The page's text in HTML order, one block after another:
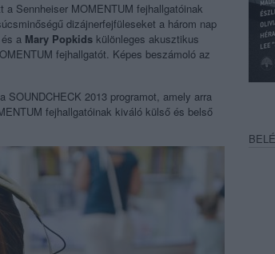
Sennheiser MOMENTUM fejhallgatóinak
dizájnerfejfüleseket a három nap
és a Mary Popkids különleges akusztikus
fejhallgatót. Képes beszámoló az
2013 programot, amely arra
fejhallgatóinak kiváló külső és belső